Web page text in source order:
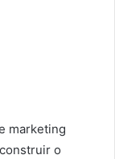
marketing
o